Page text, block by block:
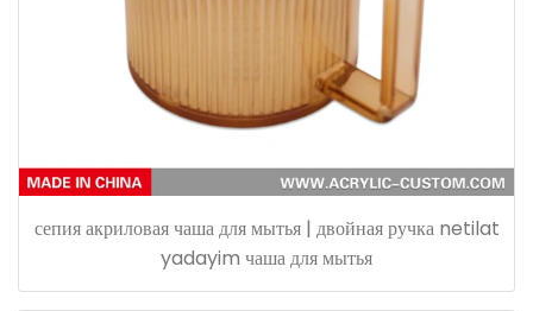
сепия акриловая чаша для мытья | двойная ручка netilat
yadayim чаша для мытья